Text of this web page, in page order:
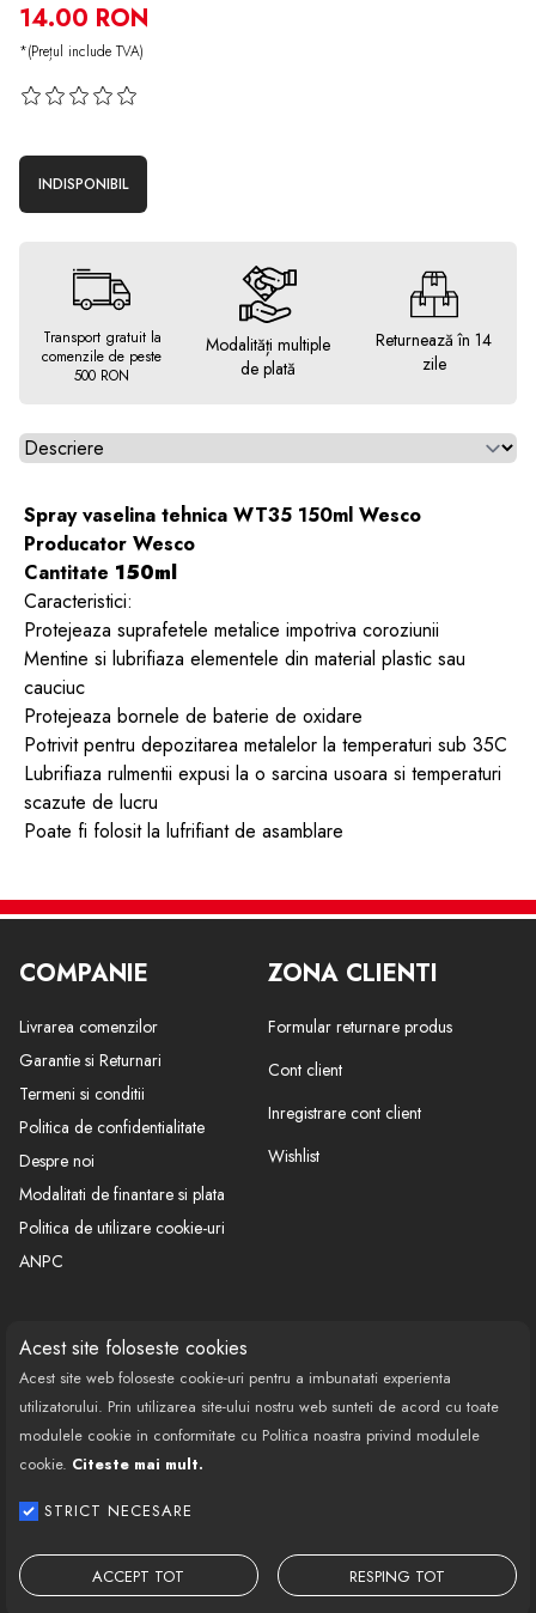
Acest site foloseste cookies
Acest site web foloseste cookie-uri pentru a imbunatati experienta
utilizatorului. Prin utilizarea site-ului nostru web sunteti de acord cu toate
modulele cookie in conformitate cu Politica noastra privind modulele
cookie. Citeste mai mult.
STRICT NECESARE
ACCEPT TOT RESPING TOT
14.00 RON
*(Prețul include TVA)
INDISPONIBIL
Transport gratuit la
comenzile de peste
500 RON
Modalități multiple
de plată
Returnează în 14
zile
Alegeti tab
Spray vaselina tehnica WT35 150ml Wesco
Producator Wesco
Cantitate 150ml
Caracteristici:
Protejeaza suprafetele metalice impotriva coroziunii
Mentine si lubrifiaza elementele din material plastic sau
cauciuc
Protejeaza bornele de baterie de oxidare
Potrivit pentru depozitarea metalelor la temperaturi sub 35C
Lubrifiaza rulmentii expusi la o sarcina usoara si temperaturi
scazute de lucru
Poate fi folosit la lufrifiant de asamblare
COMPANIE
Livrarea comenzilor
Garantie si Returnari
Termeni si conditii
Politica de confidentialitate
Despre noi
Modalitati de finantare si plata
Politica de utilizare cookie-uri
ANPC
ZONA CLIENTI
Formular returnare produs
Cont client
Inregistrare cont client
Wishlist
CONTACT
Call Center: 0377 100 941
Program de lucru: Luni-Vineri
08:00 - 18:00
Email: contact@bestautovest.ro
SRL CUI: 32372789, Reg.Com.:
J02/1129/2013